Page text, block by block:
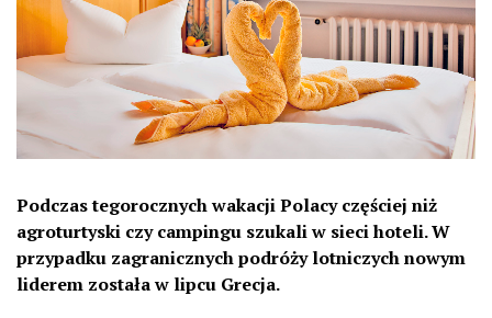
Podczas tegorocznych wakacji Polacy częściej niż
agroturtyski czy campingu szukali w sieci hoteli. W
przypadku zagranicznych podróży lotniczych nowym
liderem została w lipcu Grecja.